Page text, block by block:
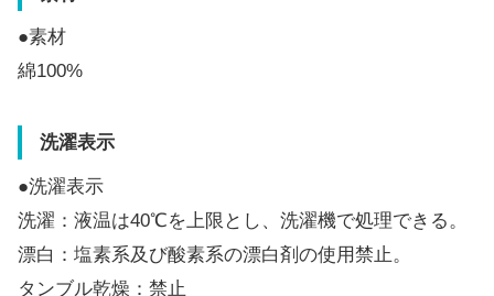
●素材
綿100%
洗濯表示
●洗濯表示
洗濯：液温は40℃を上限とし、洗濯機で処理できる。
漂白：塩素系及び酸素系の漂白剤の使用禁止。
タンブル乾燥：禁止